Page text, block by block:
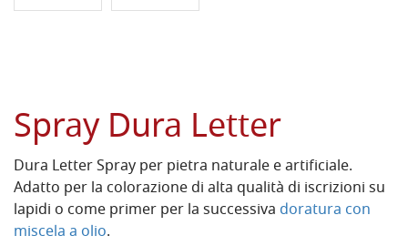
Spray Dura Letter
Dura Letter Spray per pietra naturale e artificiale.
Adatto per la colorazione di alta qualità di iscrizioni su
lapidi o come primer per la successiva doratura con
miscela a olio.